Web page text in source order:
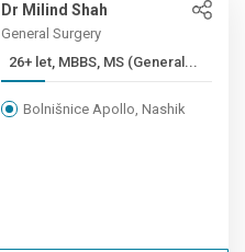
Dr Milind Shah
General Surgery
26+ let, MBBS, MS (General...
Bolnišnice Apollo, Nashik